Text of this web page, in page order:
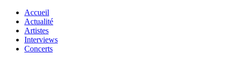
Accueil
Actualité
Artistes
Interviews
Concerts